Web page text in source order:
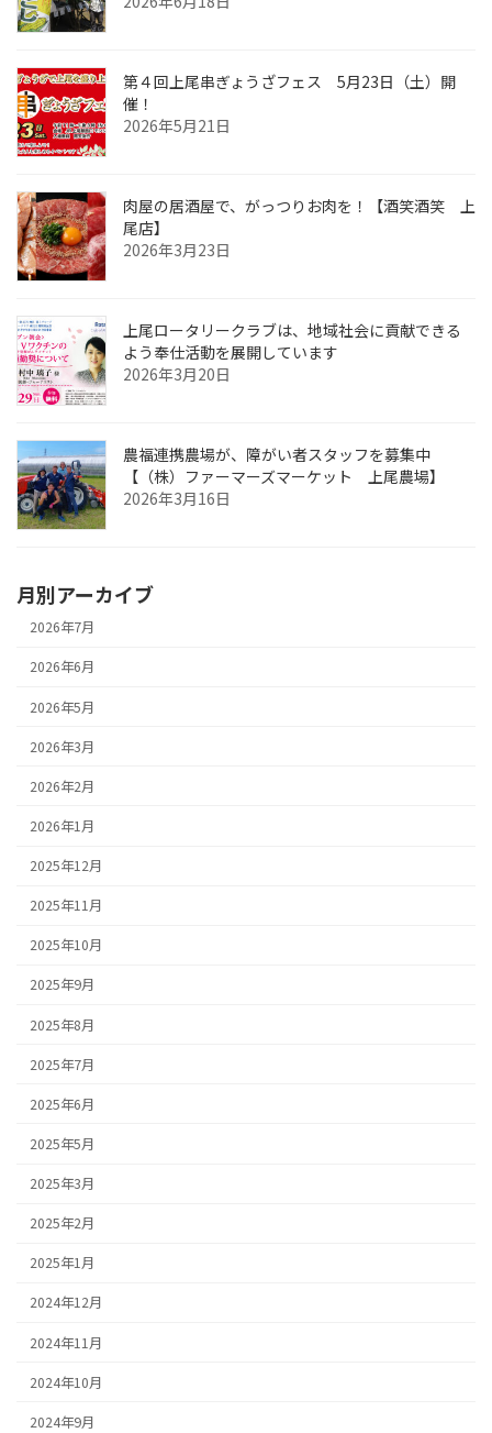
第４回上尾串ぎょうざフェス 5月23日（土）開
催！
2026年5月21日
肉屋の居酒屋で、がっつりお肉を！【酒笑酒笑 上
尾店】
2026年3月23日
上尾ロータリークラブは、地域社会に貢献できる
よう奉仕活動を展開しています
2026年3月20日
農福連携農場が、障がい者スタッフを募集中
【（株）ファーマーズマーケット 上尾農場】
2026年3月16日
月別アーカイブ
2026年7月
2026年6月
2026年5月
2026年3月
2026年2月
2026年1月
2025年12月
2025年11月
2025年10月
2025年9月
2025年8月
2025年7月
2025年6月
2025年5月
2025年3月
2025年2月
2025年1月
2024年12月
2024年11月
2024年10月
2024年9月